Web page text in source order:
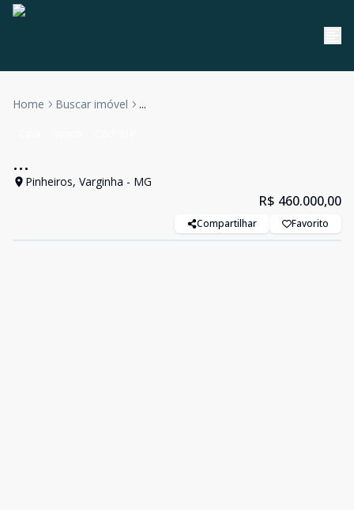
Home Buscar imóvel ...
...
Pinheiros, Varginha - MG
R$ 460.000,00
Compartilhar Favorito